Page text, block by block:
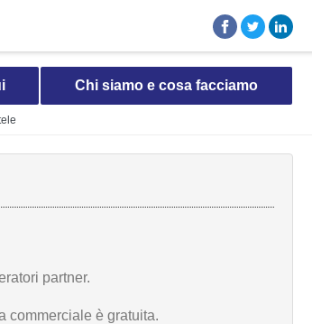
Chi siamo e cosa facciamo
partner.
commerciale è gratuita.